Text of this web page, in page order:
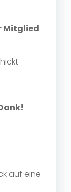
Mitglied
auf eine